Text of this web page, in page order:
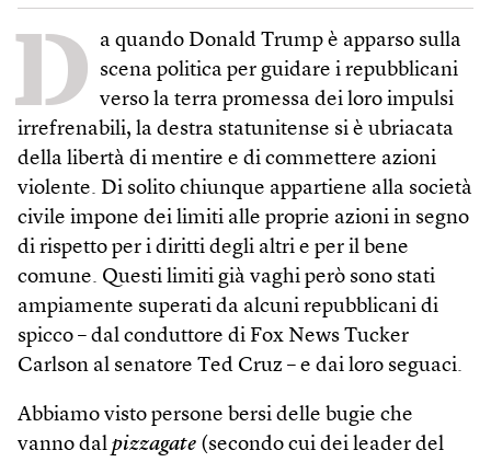
D
a quando Donald Trump è apparso sulla
scena politica per guidare i repubblicani
verso la terra promessa dei loro impulsi
irrefrenabili, la destra statunitense si è ubriacata
della libertà di mentire e di commettere azioni
violente. Di solito chiunque appartiene alla società
civile impone dei limiti alle proprie azioni in segno
di rispetto per i diritti degli altri e per il bene
comune. Questi limiti già vaghi però sono stati
ampiamente superati da alcuni repubblicani di
spicco – dal conduttore di Fox News Tucker
Carlson al senatore Ted Cruz – e dai loro seguaci.
Abbiamo visto persone bersi delle bugie che
vanno dal pizzagate (secondo cui dei leader del